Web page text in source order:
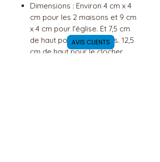
Dimensions : Environ 4 cm x 4
cm pour les 2 maisons et 9 cm
x 4 cm pour l'église. Et 7,5 cm
de haut pour les maisons. 12,5
cm de haut pour le clocher.
AVIS CLIENTS